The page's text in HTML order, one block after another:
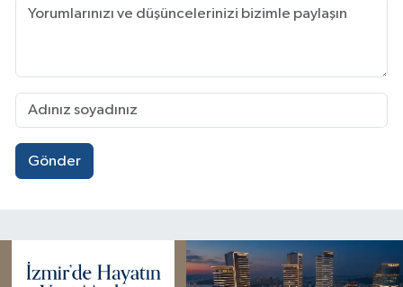
Gönder